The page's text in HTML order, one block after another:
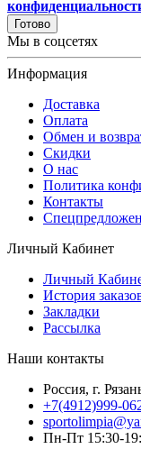
Готово
Мы в соцсетях
Информация
Доставка
Оплата
Обмен и
Скидки
О нас
Политика
Контакты
Личный Кабинет
Личный
История
Закладки
Рассылка
Наши контакты
Россия, г.
+7(4912)999-
Пн-Пт 15:30-